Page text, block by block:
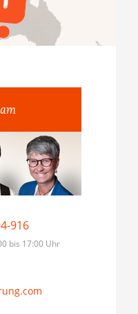
916
bis 17:00 Uhr